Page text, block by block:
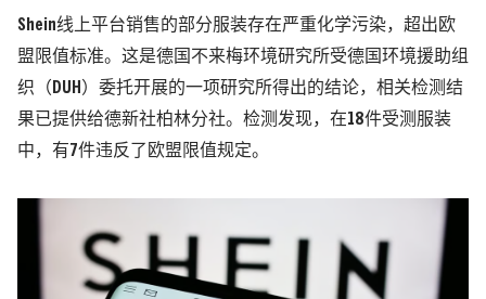
Shein线上平台销售的部分服装存在严重化学污染，超出欧
盟限值标准。这是德国不来梅环境研究所受德国环境援助组
织（DUH）委托开展的一项研究所得出的结论，相关检测结
果已提供给德新社柏林分社。检测发现，在18件受测服装
中，有7件违反了欧盟限值规定。